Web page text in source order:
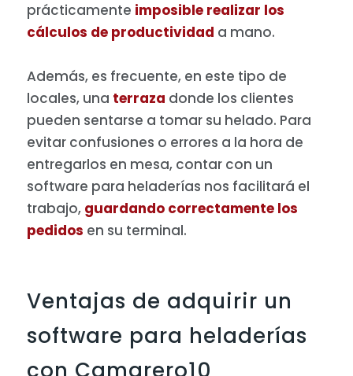
prácticamente imposible realizar los
cálculos de productividad a mano.
Además, es frecuente, en este tipo de
locales, una terraza donde los clientes
pueden sentarse a tomar su helado. Para
evitar confusiones o errores a la hora de
entregarlos en mesa, contar con un
software para heladerías nos facilitará el
trabajo, guardando correctamente los
pedidos en su terminal.
Ventajas de adquirir un
software para heladerías